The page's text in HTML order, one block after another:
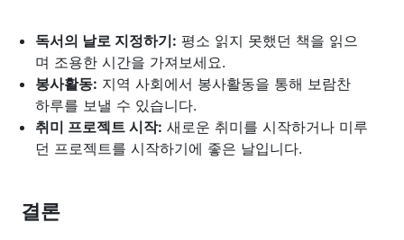
독서의 날로 지정하기: 평소 읽지 못했던 책을 읽으
며 조용한 시간을 가져보세요.
봉사활동: 지역 사회에서 봉사활동을 통해 보람찬
하루를 보낼 수 있습니다.
취미 프로젝트 시작: 새로운 취미를 시작하거나 미루
던 프로젝트를 시작하기에 좋은 날입니다.
결론